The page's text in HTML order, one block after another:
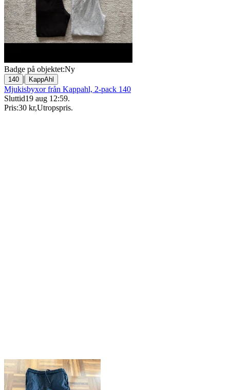
Badge på objektet:Ny
140 | KappAhl
Mjukisbyxor från Kappahl, 2-pack 140
Sluttid19 aug 12:59.
Pris:30 kr,Utropspris.